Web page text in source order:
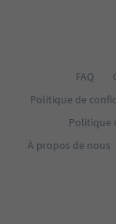
FAQ
Politique de
Politique
À propos de nous